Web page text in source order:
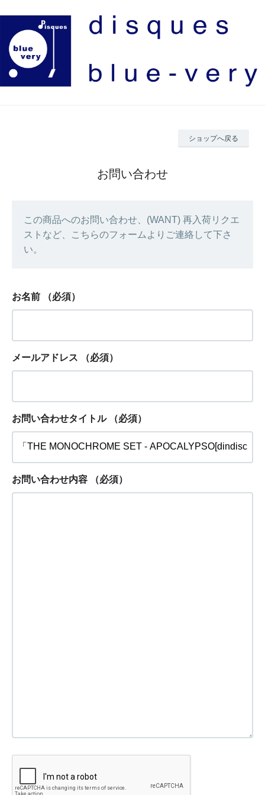
ショップへ戻る
お問い合わせ
この商品へのお問い合わせ、(WANT) 再入荷リクエ
ストなど、こちらのフォームよりご連絡して下さ
い。
お名前 （必須）
メールアドレス （必須）
お問い合わせタイトル （必須）
お問い合わせ内容 （必須）